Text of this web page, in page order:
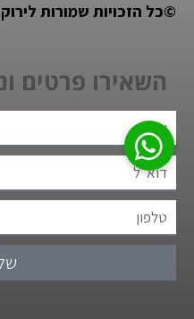
©כל הזכויות שמורות
השאירו פרטים